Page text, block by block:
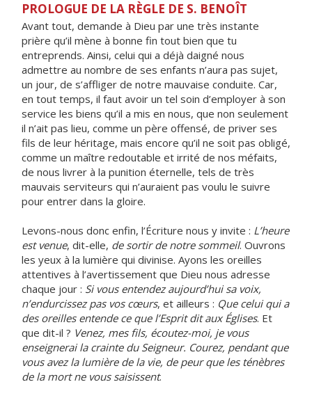
PROLOGUE DE LA RÈGLE DE S. BENOÎT
Avant tout, demande à Dieu par une très instante
prière qu’il mène à bonne fin tout bien que tu
entreprends. Ainsi, celui qui a déjà daigné nous
admettre au nombre de ses enfants n’aura pas sujet,
un jour, de s’affliger de notre mauvaise conduite. Car,
en tout temps, il faut avoir un tel soin d’employer à son
service les biens qu’il a mis en nous, que non seulement
il n’ait pas lieu, comme un père offensé, de priver ses
fils de leur héritage, mais encore qu’il ne soit pas obligé,
comme un maître redoutable et irrité de nos méfaits,
de nous livrer à la punition éternelle, tels de très
mauvais serviteurs qui n’auraient pas voulu le suivre
pour entrer dans la gloire.
Levons-nous donc enfin, l’Écriture nous y invite : L’heure
est venue, dit-elle, de sortir de notre sommeil. Ouvrons
les yeux à la lumière qui divinise. Ayons les oreilles
attentives à l’avertissement que Dieu nous adresse
chaque jour : Si vous entendez aujourd’hui sa voix,
n’endurcissez pas vos cœurs, et ailleurs : Que celui qui a
des oreilles entende ce que l’Esprit dit aux Églises. Et
que dit-il ? Venez, mes fils, écoutez-moi, je vous
enseignerai la crainte du Seigneur. Courez, pendant que
vous avez la lumière de la vie, de peur que les ténèbres
de la mort ne vous saisissent.